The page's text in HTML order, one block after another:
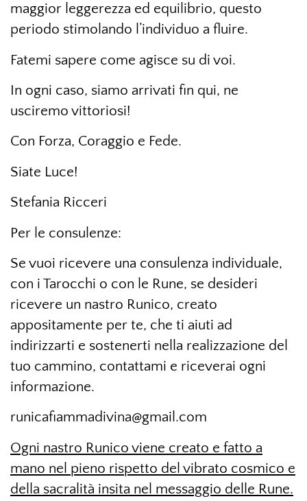
maggior leggerezza ed equilibrio, questo
periodo stimolando l’individuo a fluire.
Fatemi sapere come agisce su di voi.
In ogni caso, siamo arrivati fin qui, ne
usciremo vittoriosi!
Con Forza, Coraggio e Fede.
Siate Luce!
Stefania Ricceri
Per le consulenze:
Se vuoi ricevere una consulenza individuale,
con i Tarocchi o con le Rune, se desideri
ricevere un nastro Runico, creato
appositamente per te, che ti aiuti ad
indirizzarti e sostenerti nella realizzazione del
tuo cammino, contattami e riceverai ogni
informazione.
runicafiammadivina@gmail.com
Ogni nastro Runico viene creato e fatto a
mano nel pieno rispetto del vibrato cosmico e
della sacralità insita nel messaggio delle Rune.